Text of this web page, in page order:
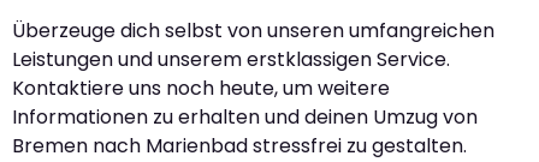
Überzeuge dich selbst von unseren umfangreichen
Leistungen und unserem erstklassigen Service.
Kontaktiere uns noch heute, um weitere
Informationen zu erhalten und deinen Umzug von
Bremen nach Marienbad stressfrei zu gestalten.